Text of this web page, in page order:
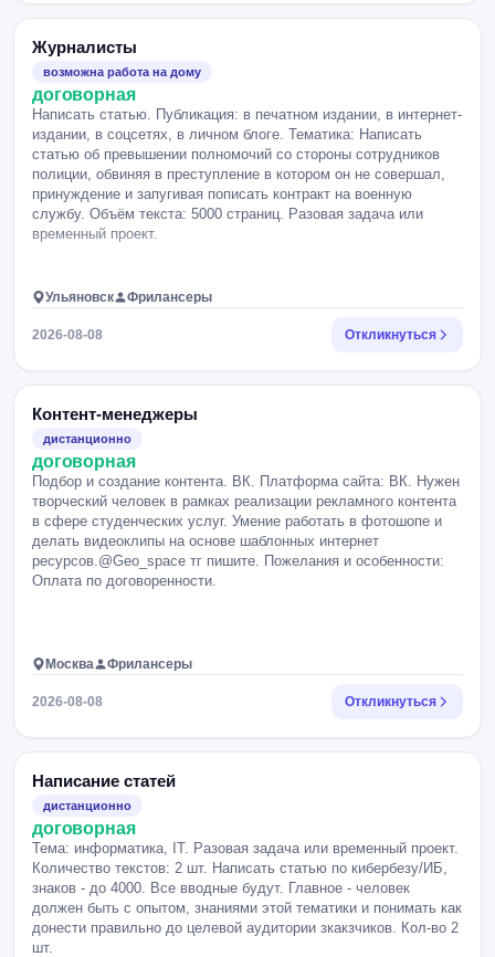
Журналисты
возможна работа на дому
договорная
Написать статью. Публикация: в печатном издании, в интернет-
издании, в соцсетях, в личном блоге. Тематика: Написать
статью об превышении полномочий со стороны сотрудников
полиции, обвиняя в преступление в котором он не совершал,
принуждение и запугивая пописать контракт на военную
службу. Объём текста: 5000 страниц. Разовая задача или
временный проект.
Ульяновск Фрилансеры
2026-08-08 Откликнуться
Контент-менеджеры
дистанционно
договорная
Подбор и создание контента. ВК. Платформа сайта: ВК. Нужен
творческий человек в рамках реализации рекламного контента
в сфере студенческих услуг. Умение работать в фотошопе и
делать видеоклипы на основе шаблонных интернет
ресурсов.@Geo_space тг пишите. Пожелания и особенности:
Оплата по договоренности.
Москва Фрилансеры
2026-08-08 Откликнуться
Написание статей
дистанционно
договорная
Тема: информатика, IT. Разовая задача или временный проект.
Количество текстов: 2 шт. Написать статью по кибербезу/ИБ,
знаков - до 4000. Все вводные будут. Главное - человек
должен быть с опытом, знаниями этой тематики и понимать как
донести правильно до целевой аудитории зкакзчиков. Кол-во 2
шт.